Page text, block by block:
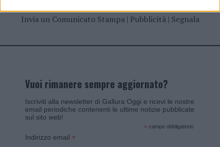
Invia un Comunicato Stampa| Pubblicità| Segnala
Vuoi rimanere sempre aggiornato?
Iscriviti alla newsletter di Gallura Oggi e ricevi le nostre
email periodiche contenenti le ultime notizie pubblicate
sul sito web!
* campo obbligatorio
Indirizzo email *